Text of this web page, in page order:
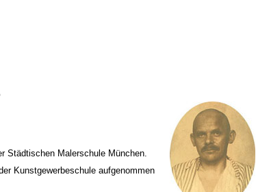
Städtischen Malerschule München.
Kunstgewerbeschule aufgenommen